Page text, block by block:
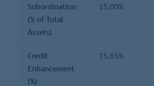
Subordination
(% of Total
Assets)
15,00%
Credit
Enhancement
(%)
15,65%